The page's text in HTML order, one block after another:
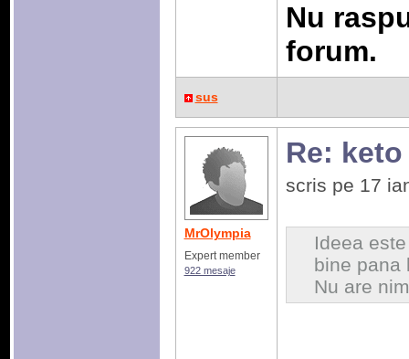
Nu
forum.
sus
MrOlympia
Expert member
922 mesaje
Re: keto
scris pe 17
Ideea
bine pana
Nu are